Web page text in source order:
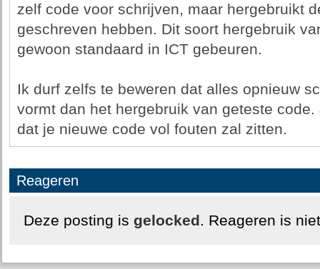
zelf code voor schrijven, maar hergebruikt
geschreven hebben. Dit soort hergebruik
gewoon standaard in ICT gebeuren.
Ik durf zelfs te beweren dat alles opnieuw
vormt dan het hergebruik van geteste
dat je nieuwe code vol fouten zal zitten.
Reageren
Deze posting is gelocked. Reageren is